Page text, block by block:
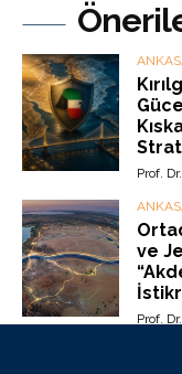
Prof.
ve
Prof.